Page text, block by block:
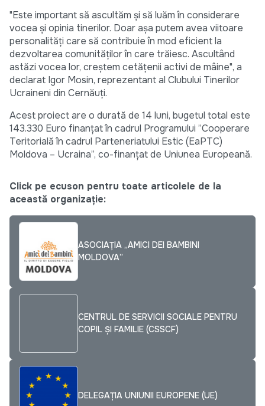
"Este important să ascultăm și să luăm în considerare
vocea și opinia tinerilor. Doar așa putem avea viitoare
personalități care să contribuie în mod eficient la
dezvoltarea comunităților în care trăiesc. Ascultând
astăzi vocea lor, creștem cetățenii activi de mâine", a
declarat Igor Mosin, reprezentant al Clubului Tinerilor
Ucraineni din Cernăuți.
Acest proiect are o durată de 14 luni, bugetul total este
143.330 Euro finanțat în cadrul Programului ”Cooperare
Teritorială în cadrul Parteneriatului Estic (EaPTC)
Moldova – Ucraina”, co-finanţat de Uniunea Europeană.
Click pe ecuson pentru toate articolele de la
această organizație:
ASOCIAȚIA „AMICI DEI BAMBINI
MOLDOVA”
CENTRUL DE SERVICII SOCIALE PENTRU
COPIL ȘI FAMILIE (CSSCF)
DELEGAȚIA UNIUNII EUROPENE (UE)